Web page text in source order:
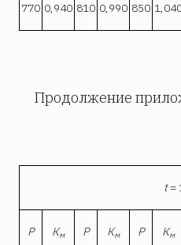
770 0,940 810 0,990 850
Продолжение
t=
Р Км Р Км Р Км